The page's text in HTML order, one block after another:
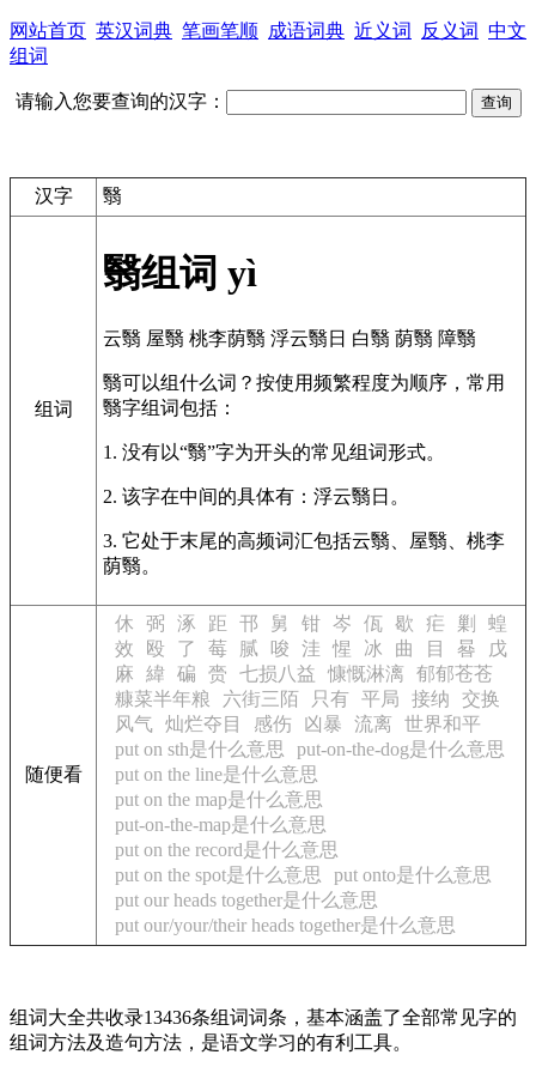
网站首页 英汉词典 笔画笔顺 成语词典 近义词 反义词 中文
组词
请输入您要查询的汉字：
汉字 翳
组词
翳组词 yì
云翳 屋翳 桃李荫翳 浮云翳日 白翳 荫翳 障翳
翳可以组什么词？按使用频繁程度为顺序，常用
翳字组词包括：
1. 没有以“翳”字为开头的常见组词形式。
2. 该字在中间的具体有：浮云翳日。
3. 它处于末尾的高频词汇包括云翳、屋翳、桃李
荫翳。
随便看
休 弼 涿 距 邗 舅 钳 岑 佤 歇 疟 剿
蝗
效
殴 了 莓 腻 唆 洼 惺 冰 曲 目 晷
戊
麻
緯 碥 赍 七损八益 慷慨淋漓
郁郁苍苍
糠菜半年粮
六街三陌 只有 平局 接纳
交换
风气 灿烂夺目 感伤 凶暴 流离
世界和平
put on sth是什么意思
put-on-the-dog是什么意思
put on the line是什么意思
put on the map是什么意思
put-on-the-map是什么意思
put on the record是什么意思
put on the spot是什么意思
put onto是什么意思
put our heads together是什么意思
put our/your/their heads together是什么意思
组词大全共收录13436条组词词条，基本涵盖了全部常见字的
组词方法及造句方法，是语文学习的有利工具。